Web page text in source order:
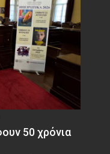
50 χρόνια